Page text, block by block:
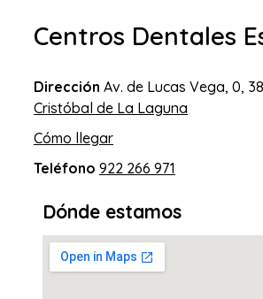
CONTACTAR
Centros Dentales
Dirección Av. de Lucas Vega, 0,
Cristóbal de La Laguna
Cómo llegar
Teléfono 922 266 971
Dónde estamos